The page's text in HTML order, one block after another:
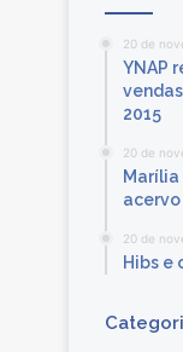
i
p
í
a
a
s
20 de
YNAP
2015
20 de
acervo
20 de
Hibs e